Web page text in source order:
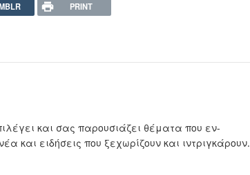
PRINT
και σας παρουσιάζει θέματα που εν-
και ειδήσεις που ξεχωρίζουν και ιντριγκάρουν.